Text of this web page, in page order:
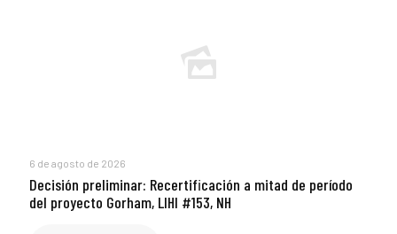
6 de agosto de 2026
Decisión preliminar: Recertificación a mitad de período
del proyecto Gorham, LIHI #153, NH